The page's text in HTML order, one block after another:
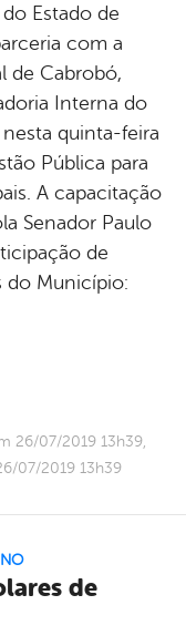
Estado de
com a
de Cabrobó,
Interna do
quinta-feira
Pública para
A capacitação
Senador Paulo
de
do Município:
26/07/2019 13h39,
07/2019 13h39
de